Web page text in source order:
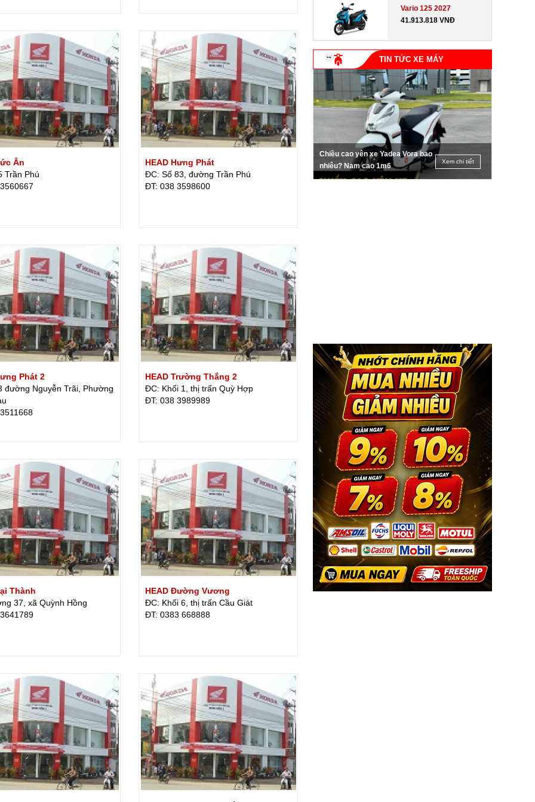
Ân
Trần Phú
HEAD Hưng Phát
ĐC: Số 83, đường Trần Phú
ÐT: 038 3598600
Phát 2
đường Nguyễn Trãi, Phường
HEAD Trường Thắng 2
ĐC: Khối 1, thị trấn Quỳ Hợp
ÐT: 038 3989989
Thành
37, xã Quỳnh Hồng
HEAD Đường Vương
ĐC: Khối 6, thị trấn Cầu Giát
ÐT: 0383 668888
Vario 125 2027
41.913.818 VNĐ
TIN TỨC XE MÁY
Chiều cao yên xe Yadea Vora bao
nhiêu? Nam cao 1m6
Xem chi tiết